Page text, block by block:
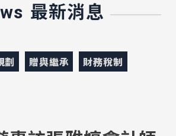
最新消息
劃 贈與繼承 財務稅制